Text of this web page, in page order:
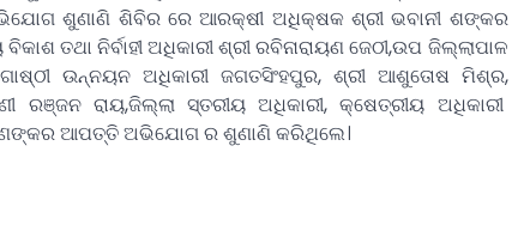
ଶୁଣାଣି ଶିବିର ରେ ଆରକ୍ଷୀ ଅଧିକ୍ଷକ ଶ୍ରୀ ଭବାନୀ ଶଙ୍କର
ତଥା ନିର୍ବାହୀ ଅଧିକାରୀ ଶ୍ରୀ ରବିନାରାୟଣ ଜେଠୀ,ଉପ ଜିଲ୍ଲାପାଳ
ଉନ୍ନୟନ ଅଧିକାରୀ ଜଗତସିଂହପୁର, ଶ୍ରୀ ଆଶୁତୋଷ ମିଶ୍ର,
ରଞ୍ଜନ ରାୟ,ଜିଲ୍ଲା ସ୍ତରୀୟ ଅଧିକାରୀ, କ୍ଷେତ୍ରୀୟ ଅଧିକାରୀ
ଆପତ୍ତି ଅଭିଯୋଗ ର ଶୁଣାଣି କରିଥିଲେ।